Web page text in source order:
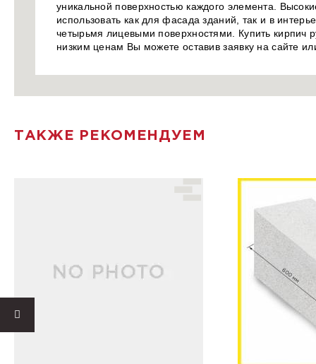
уникальной поверхностью каждого элемента.
использовать как для фасада зданий, так и в
четырьмя лицевыми поверхностями. Купить
низким ценам Вы можете оставив заявку на сайте
ТАКЖЕ РЕКОМЕНДУЕМ